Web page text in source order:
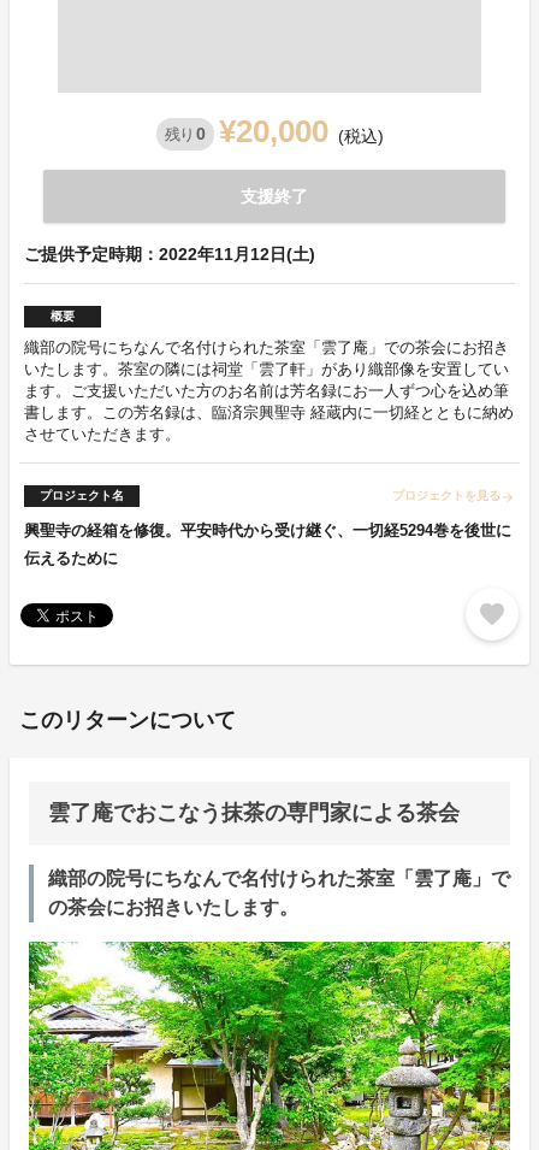
残り 0 ¥20,000 (税込)
支援終了
ご提供予定時期：2022年11月12日(土)
概要
織部の院号にちなんで名付けられた茶室「雲了庵」での茶会にお招き
いたします。茶室の隣には祠堂「雲了軒」があり織部像を安置してい
ます。ご支援いただいた方のお名前は芳名録にお一人ずつ心を込め筆
書します。この芳名録は、臨済宗興聖寺 経蔵内に一切経とともに納め
させていただきます。
プロジェクト名 プロジェクトを見る arrow_forward
興聖寺の経箱を修復。平安時代から受け継ぐ、一切経5294巻を後世に
伝えるために
favorite
このリターンについて
雲了庵でおこなう抹茶の専門家による茶会
織部の院号にちなんで名付けられた茶室「雲了庵」で
の茶会にお招きいたします。